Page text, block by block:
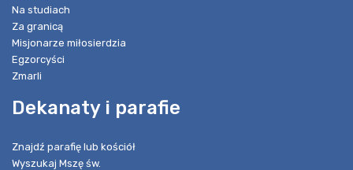
Na studiach
Za granicą
Misjonarze miłosierdzia
Egzorcyści
Zmarli
Dekanaty i parafie
Znajdź parafię lub kościół
Wyszukaj Mszę św.